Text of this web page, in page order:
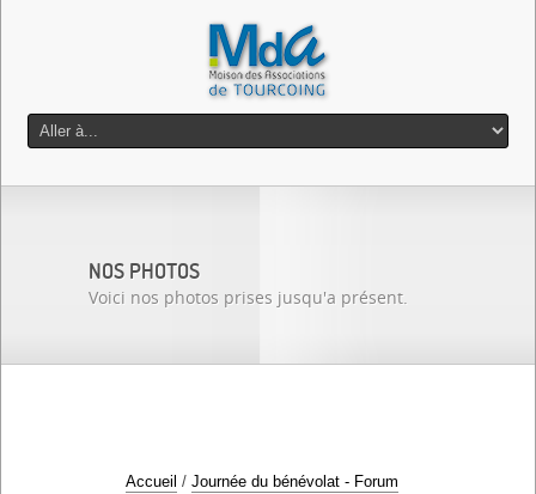
NOS PHOTOS
Voici nos photos prises jusqu'a présent.
Accueil / Journée du bénévolat - Forum